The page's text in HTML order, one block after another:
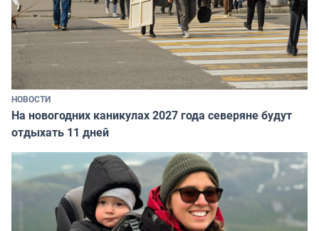
НОВОСТИ
На новогодних каникулах 2027 года северяне будут
отдыхать 11 дней